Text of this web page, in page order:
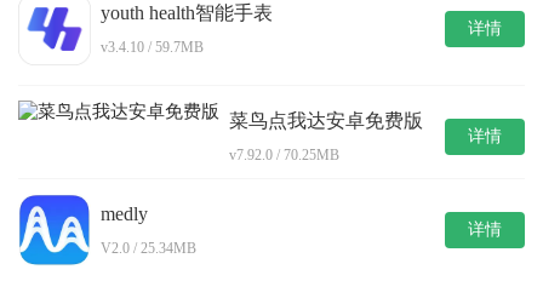
youth health智能手表
v3.4.10 / 59.7MB
详情
菜鸟点我达安卓免费版
v7.92.0 / 70.25MB
详情
medly
V2.0 / 25.34MB
详情